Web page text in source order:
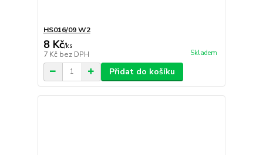
HS016/09 W2
8 Kč/ks
7 Kč bez DPH Skladem
Přidat do košíku